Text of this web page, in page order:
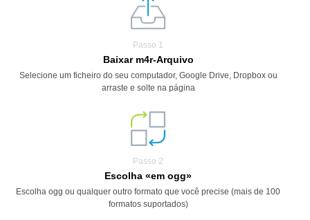
Passo 1
Baixar m4r-Arquivo
Selecione um ficheiro do seu computador, Google Drive, Dropbox ou
arraste e solte na página
Passo 2
Escolha «em ogg»
Escolha ogg ou qualquer outro formato que você precise (mais de 100
formatos suportados)